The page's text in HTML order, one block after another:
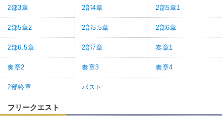
2部3章 2部4章 2部5章1
2部5章2 2部5.5章 2部6章
2部6.5章 2部7章 奏章1
奏章2 奏章3 奏章4
2部終章 パスト
フリークエスト